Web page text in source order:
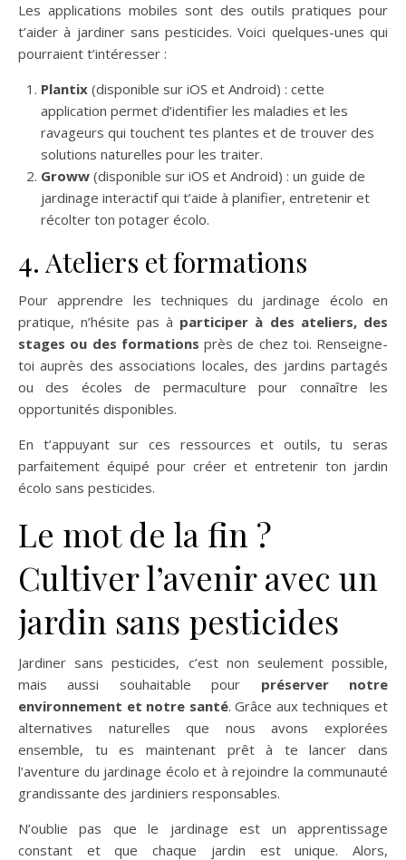
Les applications mobiles sont des outils pratiques pour
t’aider à jardiner sans pesticides. Voici quelques-unes qui
pourraient t’intéresser :
Plantix (disponible sur iOS et Android) : cette
application permet d’identifier les maladies et les
ravageurs qui touchent tes plantes et de trouver des
solutions naturelles pour les traiter.
Groww (disponible sur iOS et Android) : un guide de
jardinage interactif qui t’aide à planifier, entretenir et
récolter ton potager écolo.
4. Ateliers et formations
Pour apprendre les techniques du jardinage écolo en
pratique, n’hésite pas à participer à des ateliers, des
stages ou des formations près de chez toi. Renseigne-
toi auprès des associations locales, des jardins partagés
ou des écoles de permaculture pour connaître les
opportunités disponibles.
En t’appuyant sur ces ressources et outils, tu seras
parfaitement équipé pour créer et entretenir ton jardin
écolo sans pesticides.
Le mot de la fin ?
Cultiver l’avenir avec un
jardin sans pesticides
Jardiner sans pesticides, c’est non seulement possible,
mais aussi souhaitable pour préserver notre
environnement et notre santé. Grâce aux techniques et
alternatives naturelles que nous avons explorées
ensemble, tu es maintenant prêt à te lancer dans
l’aventure du jardinage écolo et à rejoindre la communauté
grandissante des jardiniers responsables.
N’oublie pas que le jardinage est un apprentissage
constant et que chaque jardin est unique. Alors,